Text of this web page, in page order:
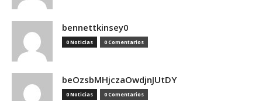
bennettkinsey0
0 Noticias 0 Comentarios
beOzsbMHjczaOwdjnJUtDY
0 Noticias 0 Comentarios